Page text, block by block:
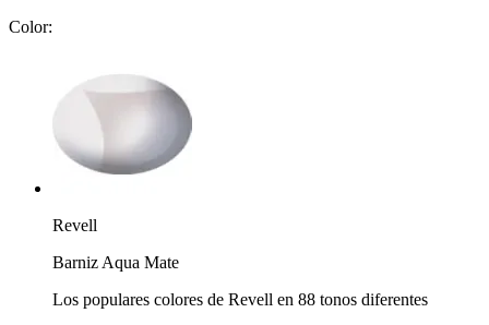
Color:
Revell
Barniz Aqua Mate
Los populares colores de Revell en 88 tonos diferentes